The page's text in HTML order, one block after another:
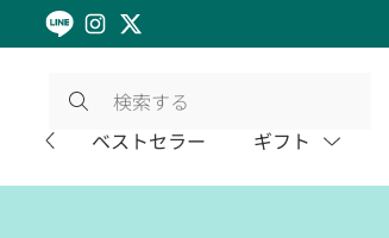
コンテンツへスキップ
Instagram
Twitter
ベストセラー ギフト